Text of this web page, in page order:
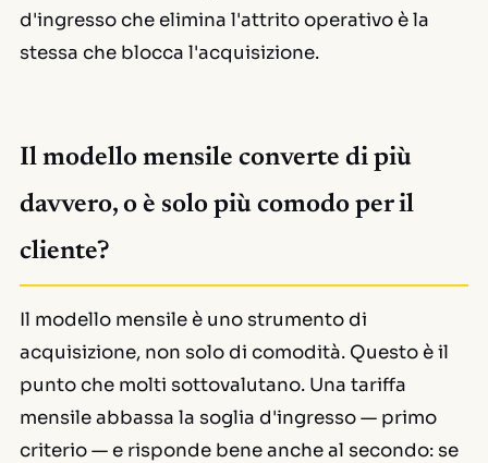
d'ingresso che elimina l'attrito operativo è la
stessa che blocca l'acquisizione.
Il modello mensile converte di più
davvero, o è solo più comodo per il
cliente?
Il modello mensile è uno strumento di
acquisizione, non solo di comodità. Questo è il
punto che molti sottovalutano. Una tariffa
mensile abbassa la soglia d'ingresso — primo
criterio — e risponde bene anche al secondo: se